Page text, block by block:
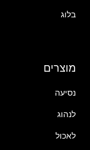
בלוג
מוצרים
נסיעה
לנהוג
לאכול